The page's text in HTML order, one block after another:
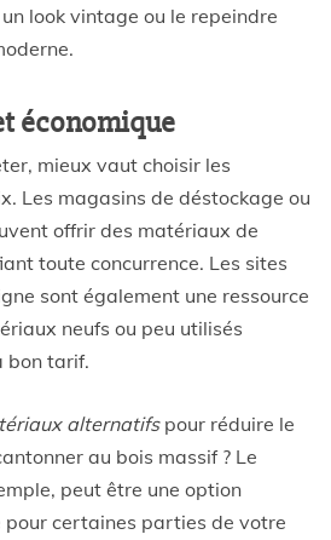
look vintage ou le repeindre
économique
mieux vaut choisir les
Les magasins de déstockage ou
offrir des matériaux de
toute concurrence. Les sites
sont également une ressource
neufs ou peu utilisés
bon tarif.
alternatifspour réduire le
au bois massif ? Le
peut être une option
pour certaines parties de votre